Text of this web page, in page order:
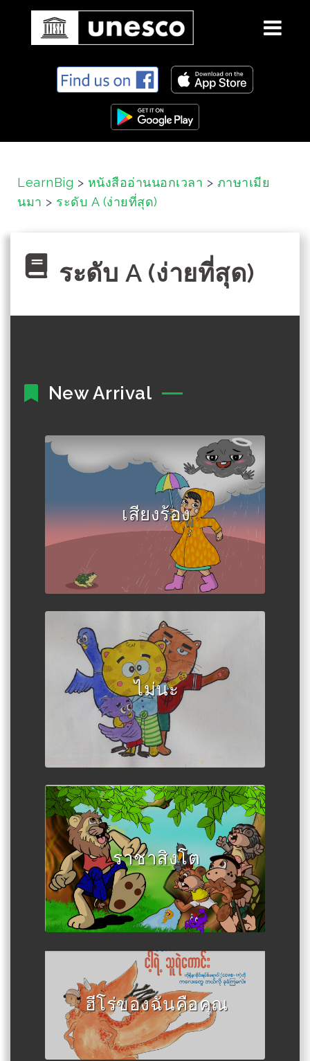
e
LearnBig > หนังสืออ่านนอกเวลา > ภาษาเมีย
นมา > ระดับ A (ง่ายที่สุด)
ระดับ A (ง่ายที่สุด)
New Arrival
เสียงร้อง
Author :ซู มยัต เต
ไม่นะ
Author :ซู มยัต เต
ราชาสิงโต
Author :Tha Toe Shaw
ฮีโร่ของฉันคือคุณ
Author :เขียนโดย Metanonia และ
Unicef ​​Myanmar